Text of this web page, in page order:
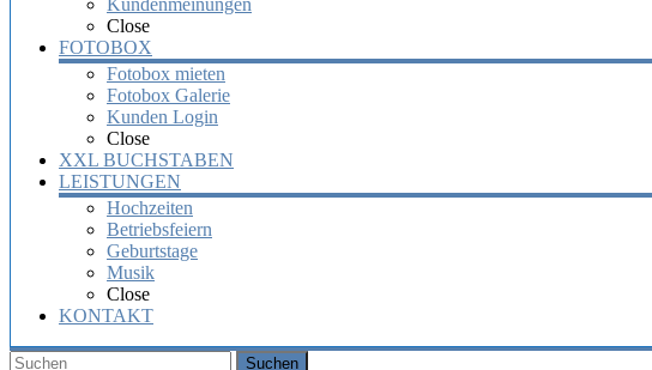
Kundenmeinungen
Close
FOTOBOX
Fotobox mieten
Fotobox Galerie
Kunden Login
Close
XXL BUCHSTABEN
LEISTUNGEN
Hochzeiten
Betriebsfeiern
Geburtstage
Musik
Close
KONTAKT
Suchen